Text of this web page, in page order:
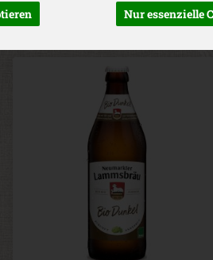
Nur essenzielle
Hersteller Ernährung